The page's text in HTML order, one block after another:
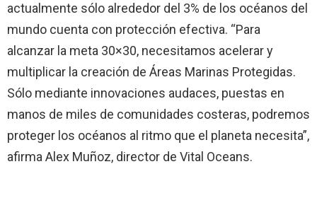
actualmente sólo alrededor del 3% de los océanos del
mundo cuenta con protección efectiva. “Para
alcanzar la meta 30×30, necesitamos acelerar y
multiplicar la creación de Áreas Marinas Protegidas.
Sólo mediante innovaciones audaces, puestas en
manos de miles de comunidades costeras, podremos
proteger los océanos al ritmo que el planeta necesita”,
afirma Alex Muñoz, director de Vital Oceans.